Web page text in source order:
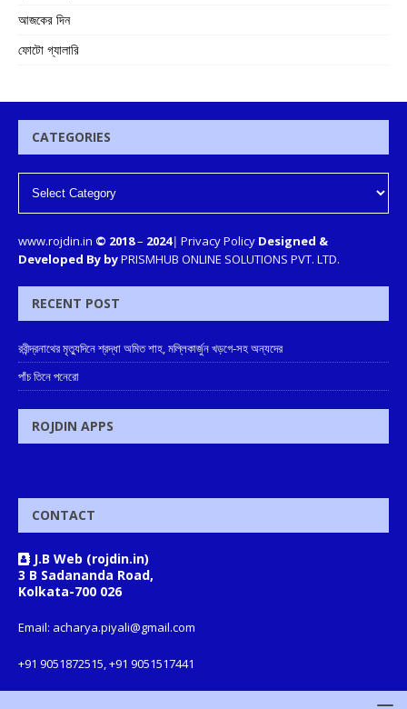
আজকের দিন
ফোটো গ্যালারি
CATEGORIES
www.rojdin.in © 2018– 2024| Privacy Policy Designed &
Developed By byPRISMHUB ONLINE SOLUTIONS PVT. LTD.
RECENT POST
রবীন্দ্রনাথের মৃত্যুদিনে শ্রদ্ধা অমিত শাহ, মল্লিকার্জুন খড়গে-সহ অন্যদের
পাঁচ তিনে পনেরো
ROJDIN APPS
CONTACT
J.B Web (rojdin.in)
3 B Sadananda Road,
Kolkata-700 026
Email: acharya.piyali@gmail.com
+91 9051872515, +91 9051517441